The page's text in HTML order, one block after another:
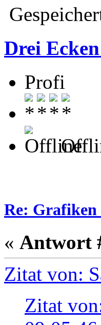
Drei
Profi
Re: Grafiken
« Antwort
Zitat von:
Zitat